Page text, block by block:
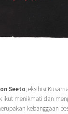
Seeto, eksibisi
ikut menikmati dan
kebanggaan